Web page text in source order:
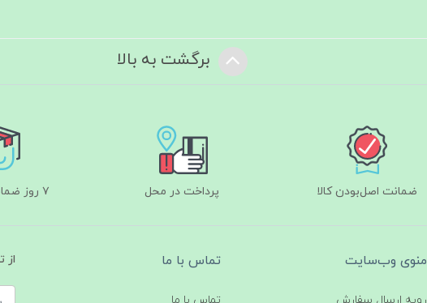
برگشت به بالا
ضمانت اصل‌بودن کالا پرداخت در محل ۷ روز ضمانت بازگشت
منوی وب‌سایت تماس با ما از